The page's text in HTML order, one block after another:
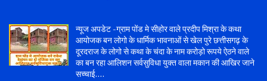
न्यूज अपडेट -ग्राम पोंड मे सीहोर वाले प्रदीप मिश्रा के कथा
आयोजक बन लोगो के धार्मिक भावनाओं से खेल पुरे छत्तीसगढ़ के
दूरदराज के लोगो से कथा के चंदा के नाम करोड़ो रूपये ऐठने वाले
का बन रहा आलिशन सर्वसुविधा युक्त वाला मकान की आखिर जाने
सच्चाई....